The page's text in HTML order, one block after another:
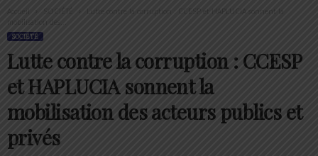
Accueil
Lutte contre la corruption : CCESP et HAPLUCIA sonnent la
mobilisation des...
SOCIÉTÉ
Lutte contre la corruption : CCESP
et HAPLUCIA sonnent la
mobilisation des acteurs publics et
privés